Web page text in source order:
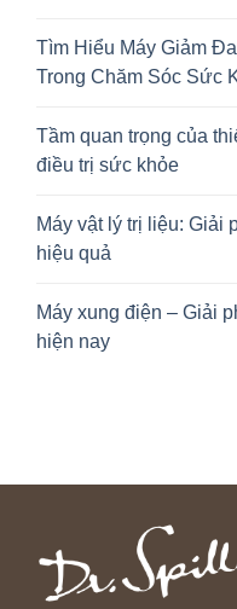
Tìm Hiểu Máy Giảm
Trong Chăm Sóc Sức
Tầm quan trọng của
điều trị sức khỏe
Máy vật lý trị liệu: Giải
hiệu quả
Máy xung điện – Giải
hiện nay